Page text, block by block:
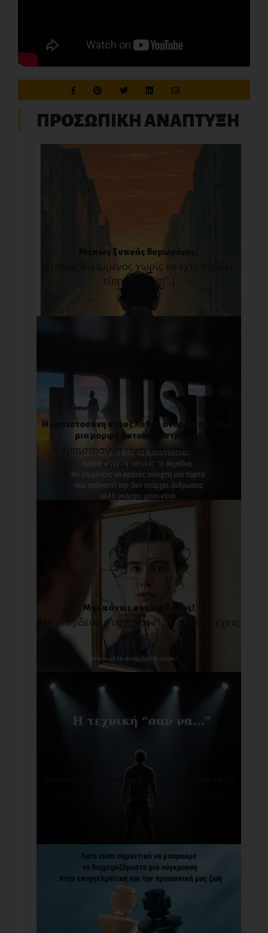
ΠΡΟΣΩΠΙΚΗ ΑΝΑΠΤΥΞΗ
Μήπως ξυπνάς θυμωμένος;
Ξυπνάς θυμωμένος χωρίς να έχει συμβεί
τίποτα; Πρόσ[...]
Η εμπιστοσύνη στους λάθος ανθρώπους είναι
μια μορφή αυτοκαταστροφής
Η εμπιστοσύνη είναι κάτι που όλοι τη
ζητάμε, όλοι [...]
Μην κάνεις αυτό το λάθος!
Μη μπερδεύεις το ποιος είσαι με το τι έχεις
κάνει.[...]
Οι άνθρωποι έχουν επιθυμίες. Κάποιοι
θέλουν να προ[...]